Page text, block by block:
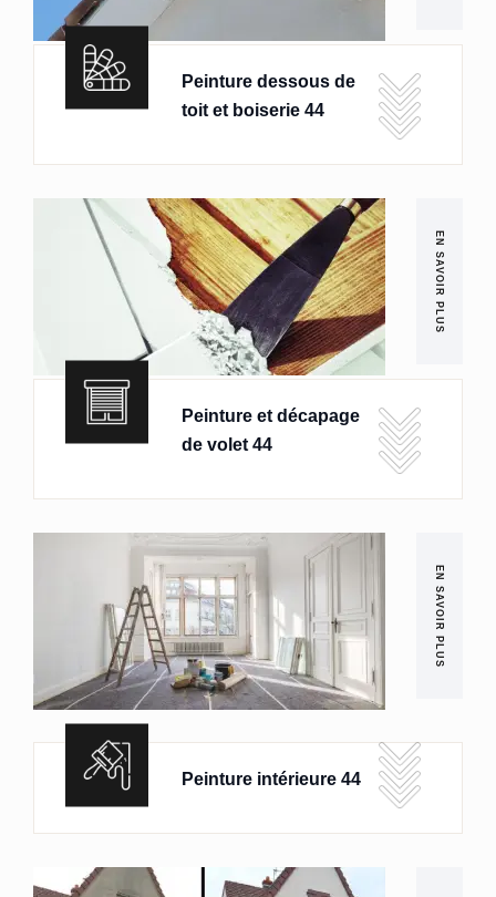
Peinture dessous de
toit et boiserie 44
EN SAVOIR PLUS
Peinture et décapage
de volet 44
EN SAVOIR PLUS
Peinture intérieure 44